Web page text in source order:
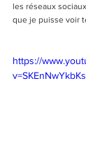
les réseaux
que je puisse voir
https://
v=SKEnNwYkbKs